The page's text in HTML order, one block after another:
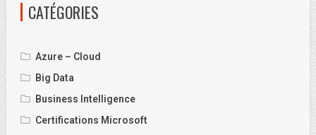
CATÉGORIES
Azure – Cloud
Big Data
Business Intelligence
Certifications Microsoft